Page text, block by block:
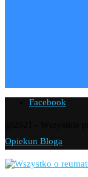
Facebook
Opiekun Bloga